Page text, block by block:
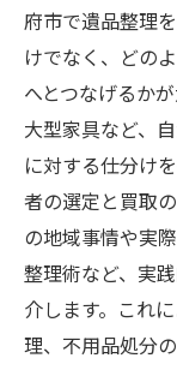
府市で遺品整理
けでなく、どの
へとつなげるか
大型家具など、
に対する仕分け
者の選定と買取
の地域事情や実
整理術など、実
介します。これ
理、不用品処分